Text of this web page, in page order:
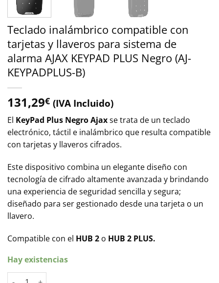
Teclado inalámbrico compatible con
tarjetas y llaveros para sistema de
alarma AJAX KEYPAD PLUS Negro (AJ-
KEYPADPLUS-B)
131,29€ (IVA Incluido)
El KeyPad Plus Negro Ajaxse trata de un teclado
electrónico, táctil e inalámbrico que resulta compatible
con tarjetas y llaveros cifrados.
Este dispositivo combina un elegante diseño con
tecnología de cifrado altamente avanzada y brindando
una experiencia de seguridad sencilla y segura;
diseñado para ser gestionado desde una tarjeta o un
llavero.
Compatible con el HUB 2 o HUB 2 PLUS.
Hay existencias
Teclado inalámbrico compatible con tarjetas y llaveros para